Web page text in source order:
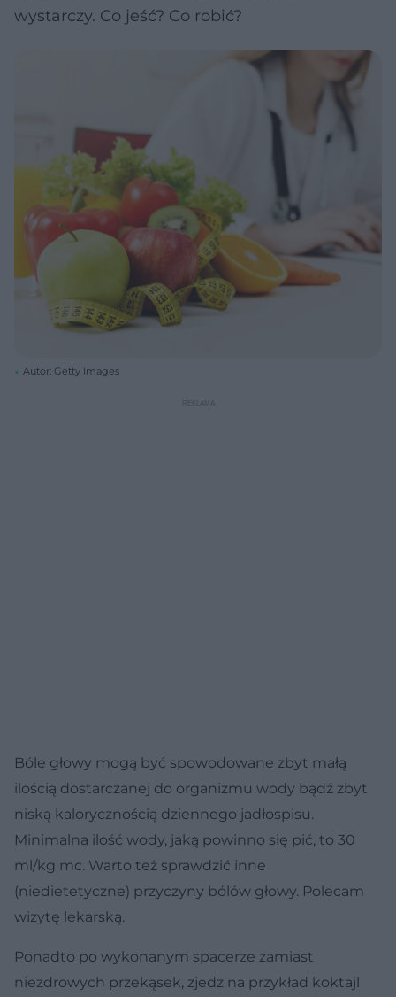
wystarczy. Co jeść? Co robić?
Autor: Getty Images
Bóle głowy mogą być spowodowane zbyt małą
ilością dostarczanej do organizmu wody bądź zbyt
niską kalorycznością dziennego jadłospisu.
Minimalna ilość wody, jaką powinno się pić, to 30
ml/kg mc. Warto też sprawdzić inne
(niedietetyczne) przyczyny bólów głowy. Polecam
wizytę lekarską.
Ponadto po wykonanym spacerze zamiast
niezdrowych przekąsek, zjedz na przykład koktajl